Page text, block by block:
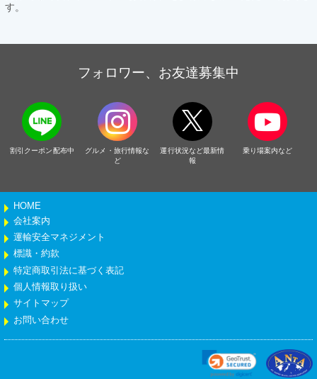
す。
フォロワー、お友達募集中
割引クーポン配布中
グルメ・旅行情報な
ど
運行状況など最新情
報
乗り場案内など
HOME
会社案内
運輸安全マネジメント
標識・約款
特定商取引法に基づく表記
個人情報取り扱い
サイトマップ
お問い合わせ